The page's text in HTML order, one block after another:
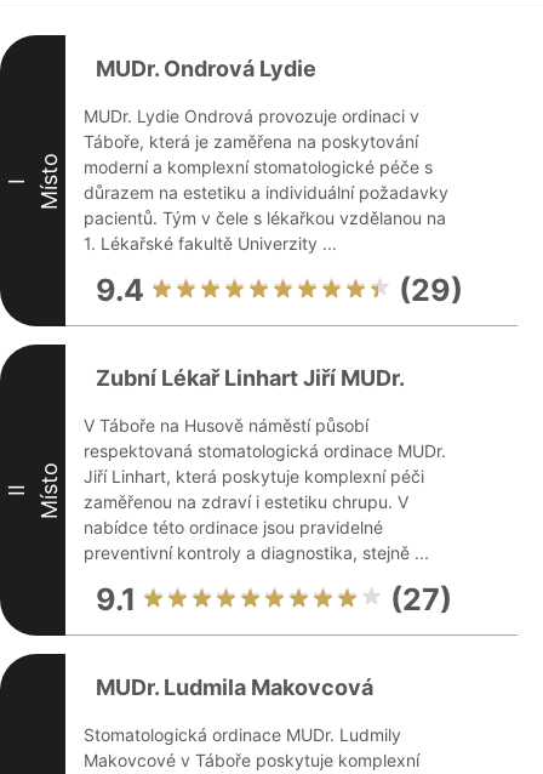
I Místo
MUDr. Ondrová Lydie
MUDr. Lydie Ondrová provozuje ordinaci v
Táboře, která je zaměřena na poskytování
moderní a komplexní stomatologické péče s
důrazem na estetiku a individuální požadavky
pacientů. Tým v čele s lékařkou vzdělanou na
1. Lékařské fakultě Univerzity ...
9.4 (29)
II Místo
Zubní Lékař Linhart Jiří MUDr.
V Táboře na Husově náměstí působí
respektovaná stomatologická ordinace MUDr.
Jiří Linhart, která poskytuje komplexní péči
zaměřenou na zdraví i estetiku chrupu. V
nabídce této ordinace jsou pravidelné
preventivní kontroly a diagnostika, stejně ...
9.1 (27)
MUDr. Ludmila Makovcová
Stomatologická ordinace MUDr. Ludmily
Makovcové v Táboře poskytuje komplexní